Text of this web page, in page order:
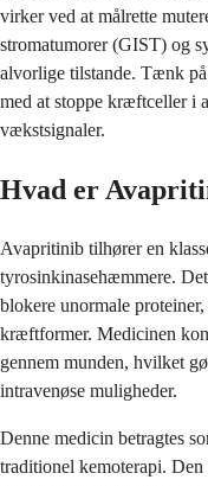
virker ved at målrette
stromatumorer (GIST) og
alvorlige tilstande. Tænk
med at stoppe kræftceller i
vækstsignaler.
Hvad er
Avapritinib tilhører en
tyrosinkinasehæmmere.
blokere unormale
kræftformer. Medicinen
gennem munden, hvilket
intravenøse muligheder.
Denne medicin betragtes
traditionel kemoterapi.